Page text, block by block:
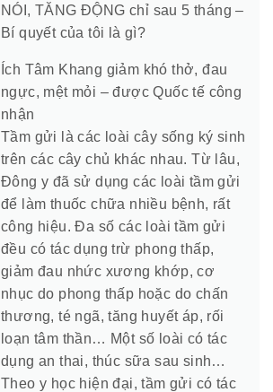
NÓI, TĂNG ĐỘNG chỉ sau 5 tháng –
Bí quyết của tôi là gì?
Ích Tâm Khang giảm khó thở, đau
ngực, mệt mỏi – được Quốc tế công
nhận
Tầm gửi là các loài cây sống ký sinh
trên các cây chủ khác nhau. Từ lâu,
Đông y đã sử dụng các loài tầm gửi
để làm thuốc chữa nhiều bệnh, rất
công hiệu. Đa số các loài tầm gửi
đều có tác dụng trừ phong thấp,
giảm đau nhức xương khớp, cơ
nhục do phong thấp hoặc do chấn
thương, té ngã, tăng huyết áp, rối
loạn tâm thần… Một số loài có tác
dụng an thai, thúc sữa sau sinh…
Theo y học hiện đại, tầm gửi có tác